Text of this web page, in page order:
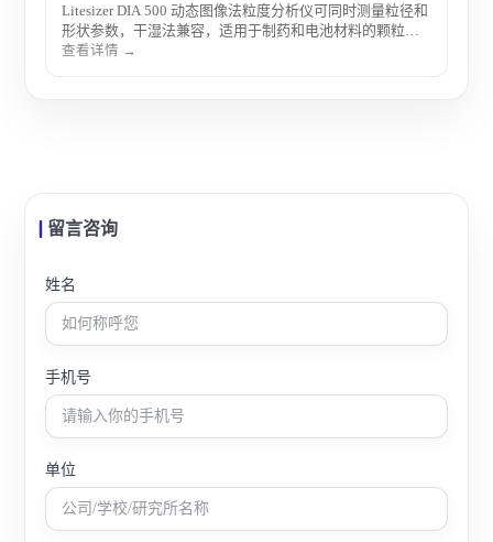
Litesizer DIA 500 动态图像法粒度分析仪可同时测量粒径和
形状参数，干湿法兼容，适用于制药和电池材料的颗粒质
量控制。
查看详情 →
留言咨询
姓名
手机号
单位